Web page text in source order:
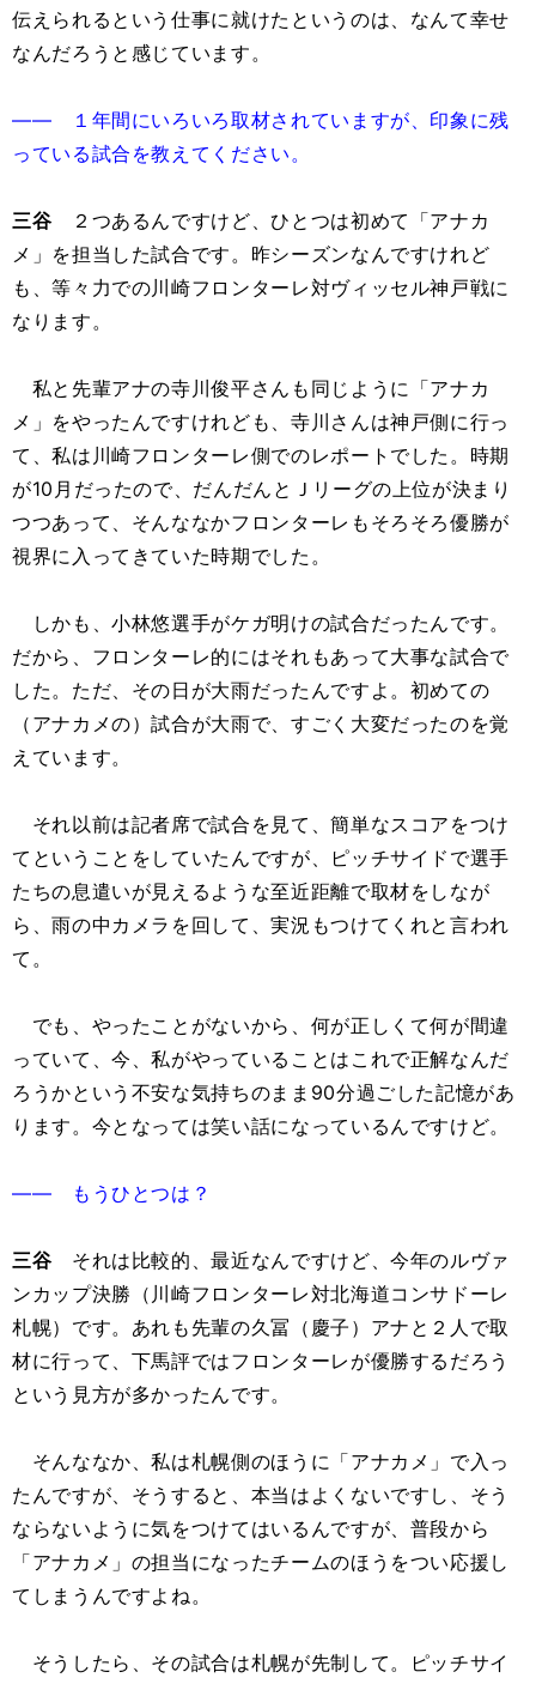
伝えられるという仕事に就けたというのは、なんて幸せ
なんだろうと感じています。
―― １年間にいろいろ取材されていますが、印象に残
っている試合を教えてください。
三谷 ２つあるんですけど、ひとつは初めて「アナカ
メ」を担当した試合です。昨シーズンなんですけれど
も、等々力での川崎フロンターレ対ヴィッセル神戸戦に
なります。
私と先輩アナの寺川俊平さんも同じように「アナカ
メ」をやったんですけれども、寺川さんは神戸側に行っ
て、私は川崎フロンターレ側でのレポートでした。時期
が10月だったので、だんだんとＪリーグの上位が決まり
つつあって、そんななかフロンターレもそろそろ優勝が
視界に入ってきていた時期でした。
しかも、小林悠選手がケガ明けの試合だったんです。
だから、フロンターレ的にはそれもあって大事な試合で
した。ただ、その日が大雨だったんですよ。初めての
（アナカメの）試合が大雨で、すごく大変だったのを覚
えています。
それ以前は記者席で試合を見て、簡単なスコアをつけ
てということをしていたんですが、ピッチサイドで選手
たちの息遣いが見えるような至近距離で取材をしなが
ら、雨の中カメラを回して、実況もつけてくれと言われ
て。
でも、やったことがないから、何が正しくて何が間違
っていて、今、私がやっていることはこれで正解なんだ
ろうかという不安な気持ちのまま90分過ごした記憶があ
ります。今となっては笑い話になっているんですけど。
―― もうひとつは？
三谷 それは比較的、最近なんですけど、今年のルヴァ
ンカップ決勝（川崎フロンターレ対北海道コンサドーレ
札幌）です。あれも先輩の久冨（慶子）アナと２人で取
材に行って、下馬評ではフロンターレが優勝するだろう
という見方が多かったんです。
そんななか、私は札幌側のほうに「アナカメ」で入っ
たんですが、そうすると、本当はよくないですし、そう
ならないように気をつけてはいるんですが、普段から
「アナカメ」の担当になったチームのほうをつい応援し
てしまうんですよね。
そうしたら、その試合は札幌が先制して。ピッチサイ